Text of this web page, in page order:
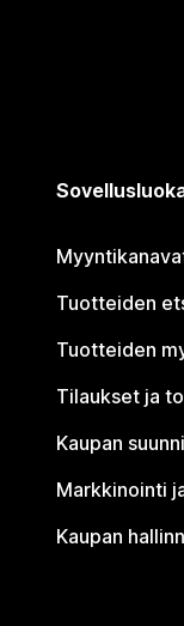
Tuotteiden
Tuotteiden
Tilaukset ja
Kaupan
Markkinointi
Kaupan